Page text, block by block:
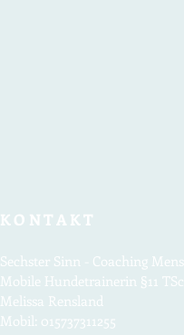
KONTAKT
Sechster Sinn - Coaching
Mobile Hundetrainerin §11
Melissa Rensland
Mobil: 015737311255